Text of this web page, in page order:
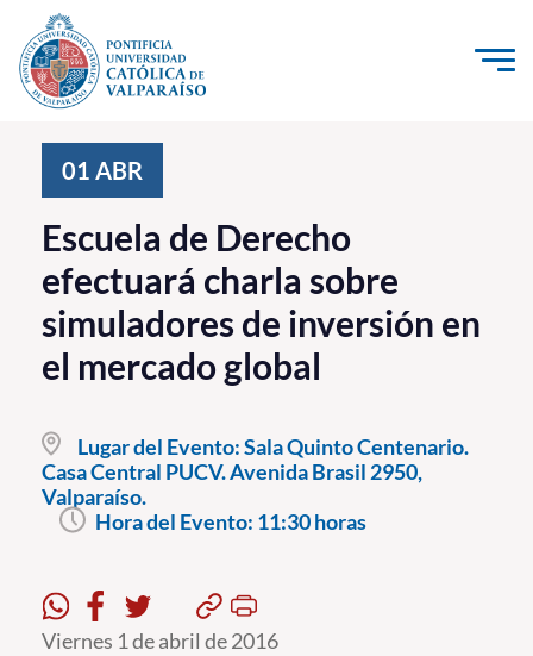
Click acá para ir directamente al contenido
Investigación, Creación e Innovación
PUCV Internacional
Vinculación con el Medio
Admisión
Pregrado
Postgrado
Formación Continua
Estudiantes
Académicos
01 ABR
Escuela de Derecho
efectuará charla sobre
simuladores de inversión en
el mercado global
Lugar del Evento:Sala Quinto Centenario.
Casa Central PUCV. Avenida Brasil 2950,
Valparaíso.
Hora del Evento: 11:30 horas
Viernes 1 de abril de 2016